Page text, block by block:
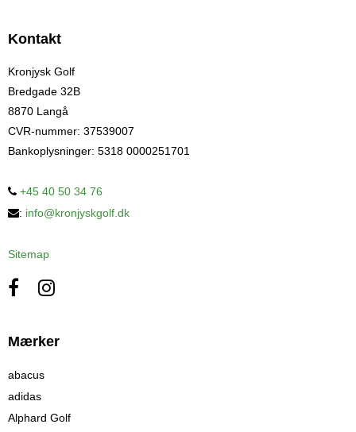
Kontakt
Kronjysk Golf
Bredgade 32B
8870 Langå
CVR-nummer: 37539007
Bankoplysninger: 5318 0000251701
+45 40 50 34 76
: info@kronjyskgolf.dk
Sitemap
Mærker
abacus
adidas
Alphard Golf